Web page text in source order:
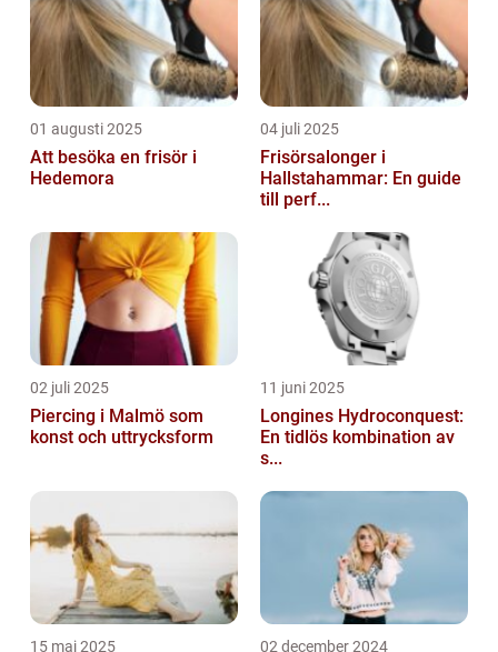
01 augusti 2025
Att besöka en frisör i
Hedemora
04 juli 2025
Frisörsalonger i
Hallstahammar: En guide
till perf...
02 juli 2025
Piercing i Malmö som
konst och uttrycksform
11 juni 2025
Longines Hydroconquest:
En tidlös kombination av
s...
15 maj 2025 02 december 2024